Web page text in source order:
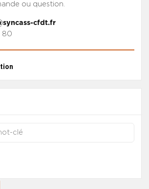
ou question.
cfdt.fr
80